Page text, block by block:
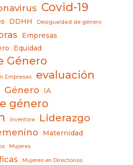
Covid-19
DDHH Desigualdad de género
Empresas
Equidad
Género
Empresas evaluación
Género IA
género
Inventora Liderazgo
Maternidad
Mujeres
Mujeres en Directorios